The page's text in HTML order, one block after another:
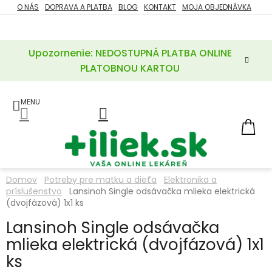
Prejsť
na
Upozornenie: NEDOSTUPNÁ PLATBA ONLINE
PLATOBNOU KARTOU
O NÁS DOPRAVA A PLATBA BLOG KONTAKT MOJA OBJEDNÁVKA
ZĽAVY
POTREBY
A
LIEKY
VITAMÍNY
A
MINERÁLY
KOZMETIKA
Domov Potreby pre matku a dieťa
Elektronika a
príslušenstvo
Lansinoh Single odsávačka mlieka elektrická
(dvojfázová) 1x1 ks
Lansinoh Single odsávačka
mlieka elektrická (dvojfázová) 1x1
ks